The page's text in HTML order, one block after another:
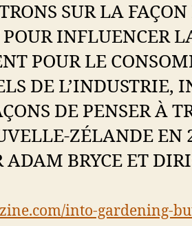
SUR LA
INFLUENCER
POUR LE
DE L’INDUSTRIE,
DE PENSER À
ZÉLANDE
ADAM BRYCE ET
into-gardening-